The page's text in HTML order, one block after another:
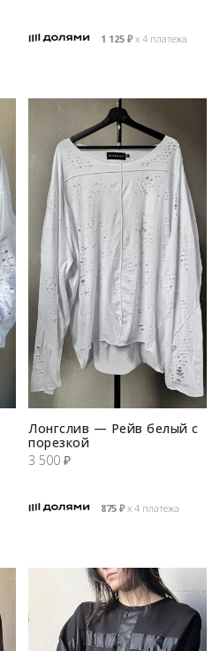
1 125 ₽х 4 платежа
Лонгслив — Рейв белый с
порезкой
3 500 ₽
875 ₽х 4 платежа